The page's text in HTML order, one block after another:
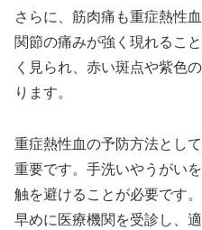
さらに、筋肉痛も重症熱性
関節の痛みが強く現れるこ
く見られ、赤い斑点や紫色
ります。
重症熱性血の予防方法とし
重要です。手洗いやうがい
触を避けることが必要です
早めに医療機関を受診し、